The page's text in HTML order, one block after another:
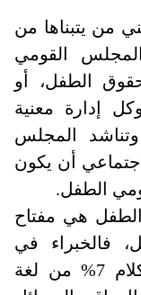
من يتبناها من
القومي
الطفل، أو
إدارة معنية
المجلس
أن يكون
الطفل.
هي مفتاح
فالخبراء في
قراءة لغة الجسد يقولون إن الكلام 7% من لغة